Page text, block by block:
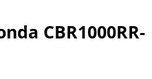
CBR1000RR-